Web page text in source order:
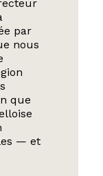
par
nous
que
— et